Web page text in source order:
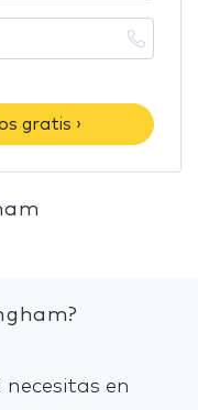
gratis ›
en